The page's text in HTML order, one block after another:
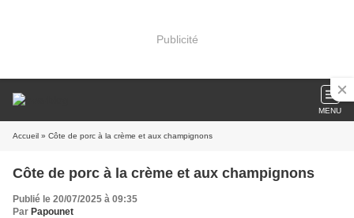
Publicité
MENU
Accueil » Côte de porc à la crème et aux champignons
Côte de porc à la crème et aux champignons
Publié le 20/07/2025 à 09:35
Par Papounet